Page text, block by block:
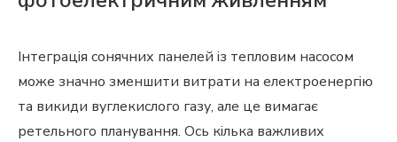
Інтеграція сонячних панелей із тепловим насосом
може значно зменшити витрати на електроенергію
та викиди вуглекислого газу, але це вимагає
ретельного планування. Ось кілька важливих